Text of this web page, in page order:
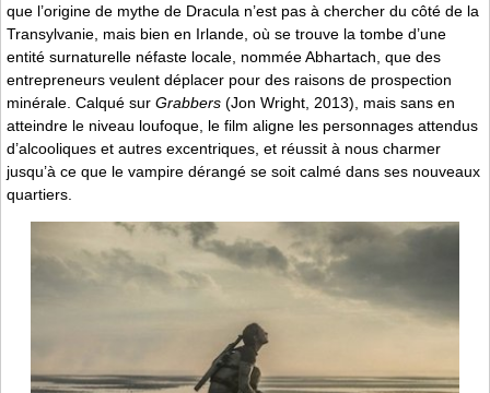
que l’origine de mythe de Dracula n’est pas à chercher du côté de la
Transylvanie, mais bien en Irlande, où se trouve la tombe d’une
entité surnaturelle néfaste locale, nommée Abhartach, que des
entrepreneurs veulent déplacer pour des raisons de prospection
minérale. Calqué sur Grabbers (Jon Wright, 2013), mais sans en
atteindre le niveau loufoque, le film aligne les personnages attendus
d’alcooliques et autres excentriques, et réussit à nous charmer
jusqu’à ce que le vampire dérangé se soit calmé dans ses nouveaux
quartiers.